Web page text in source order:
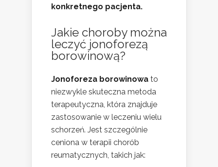
konkretnego pacjenta.
Jakie choroby można
leczyć jonoforezą
borowinową?
Jonoforeza borowinowa to
niezwykle skuteczna metoda
terapeutyczna, która znajduje
zastosowanie w leczeniu wielu
schorzeń. Jest szczególnie
ceniona w terapii chorób
reumatycznych, takich jak: